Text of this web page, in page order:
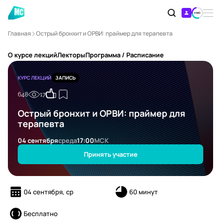
Главная Острый бронхит и ОРВИ: праймер для терапевта
О курсе лекцийЛекторыПрограмма / Расписание
КУРС ЛЕКЦИЙ ЗАПИСЬ
648 17
Острый бронхит и ОРВИ: праймер для
терапевта
04 сентябрясреда17:00МСК
Принять участие
04 сентября, ср 60 минут
Бесплатно